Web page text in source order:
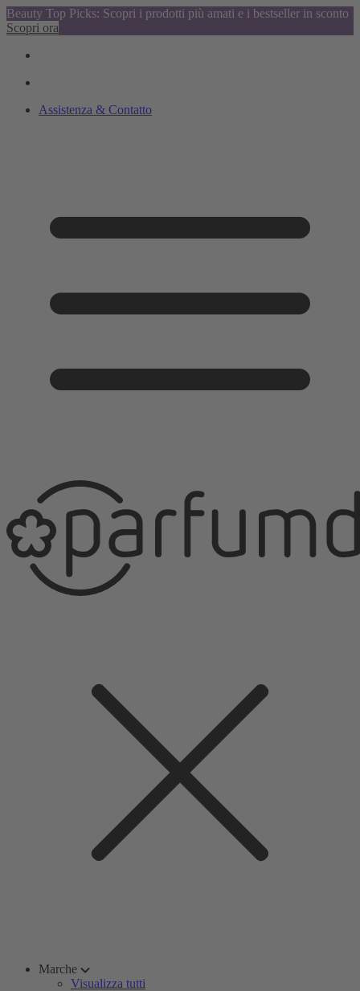
Beauty Top Picks: Scopri i prodotti più amati e i bestseller in sconto
Scopri ora
Assistenza & Contatto
Marche
Visualizza tutti